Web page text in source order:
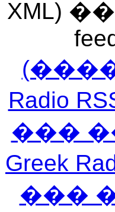
XML)
Radio
���
Greek
���